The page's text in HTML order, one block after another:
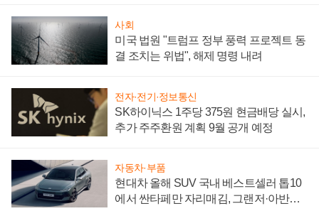
사회
미국 법원 "트럼프 정부 풍력 프로젝트 동
결 조치는 위법", 해제 명령 내려
전자·전기·정보통신
SK하이닉스 1주당 375원 현금배당 실시,
추가 주주환원 계획 9월 공개 예정
자동차·부품
현대차 올해 SUV 국내 베스트셀러 톱10
에서 싼타페만 자리매김, 그랜저·아반떼